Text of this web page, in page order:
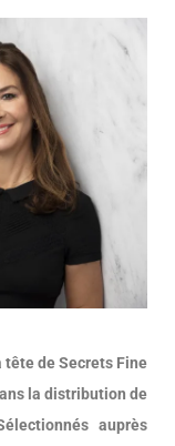
tête de Secrets Fine
la distribution de
auprès